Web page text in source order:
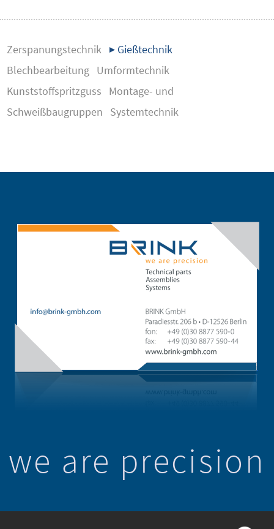
Zerspanungstechnik ▶ Gießtechnik
Blechbearbeitung Umformtechnik
Kunststoffspritzguss
Montage- und
Schweißbaugruppen
Systemtechnik
we are precision